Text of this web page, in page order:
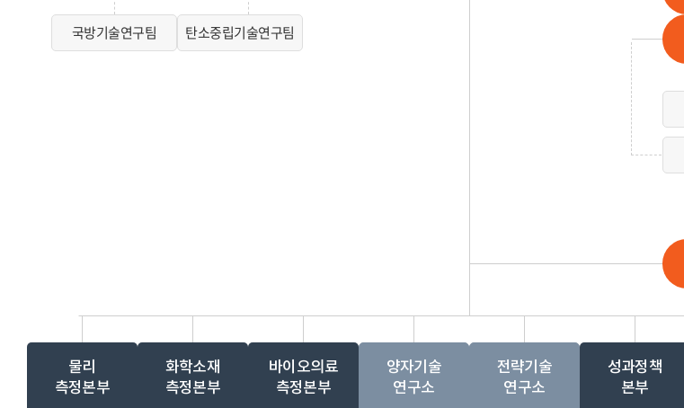
국방기술연구팀 탄소중립기술연구팀
물리
측정본부
화학소재
측정본부
바이오의료
측정본부
양자기술
연구소
전략기술
연구소
성과정책
본부